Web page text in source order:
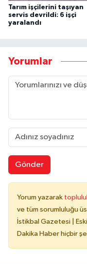
Tarım işçilerini taşıyan
servis devrildi: 6 işçi
yaralandı
Yorumlar
Gönder
Yorum yazarak
ve tüm sorumluluğu
İstikbal Gazetesi |
Dakika Haber hiçbir